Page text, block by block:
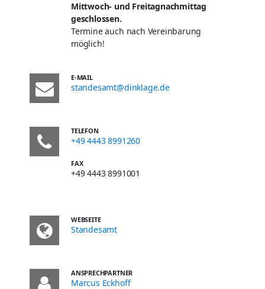
Mittwoch- und Freitagnachmittag
geschlossen.
Termine auch nach Vereinbarung
möglich!
E-MAIL
standesamt@dinklage.de
TELEFON
+49 4443 8991260
FAX
+49 4443 8991001
WEBSEITE
Standesamt
ANSPRECHPARTNER
Marcus Eckhoff